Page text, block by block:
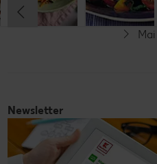
Simplu
Newsletter